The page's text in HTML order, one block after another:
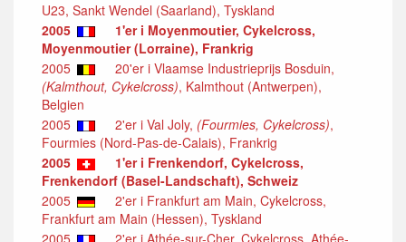
U23, Sankt Wendel (Saarland), Tyskland
2005
1'er i Moyenmoutier, Cykelcross,
Moyenmoutier (Lorraine), Frankrig
2005
20'er i Vlaamse Industrieprijs Bosduin,
(Kalmthout, Cykelcross), Kalmthout (Antwerpen),
Belgien
2005
2'er i Val Joly, (Fourmies, Cykelcross),
Fourmies (Nord-Pas-de-Calais), Frankrig
2005
1'er i Frenkendorf, Cykelcross,
Frenkendorf (Basel-Landschaft), Schweiz
2005
2'er i Frankfurt am Main, Cykelcross,
Frankfurt am Main (Hessen), Tyskland
2005
2'er i Athée-sur-Cher, Cykelcross, Athée-